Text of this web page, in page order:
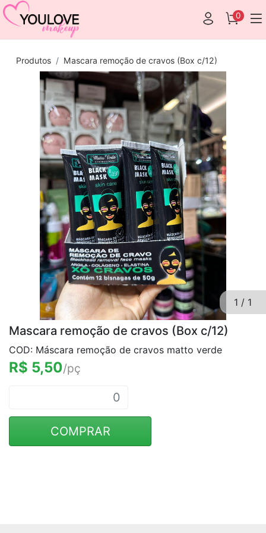
0
Produtos Mascara remoção de cravos (Box c/12)
1 / 1
Mascara remoção de cravos (Box c/12)
COD: Máscara remoção de cravos matto verde
R$ 5,50/pç
COMPRAR